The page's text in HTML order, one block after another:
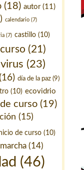
(18) autor(11)
calendario (7)
(7) castillo (10)
(21)
(23)
día de la paz (9)
(10) ecovidrio
curso (19)
(15)
de curso(10)
marcha (14)
(46)